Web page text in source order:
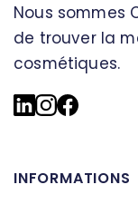
Nous sommes
de trouver la
cosmétiques.
INFORMATIONS